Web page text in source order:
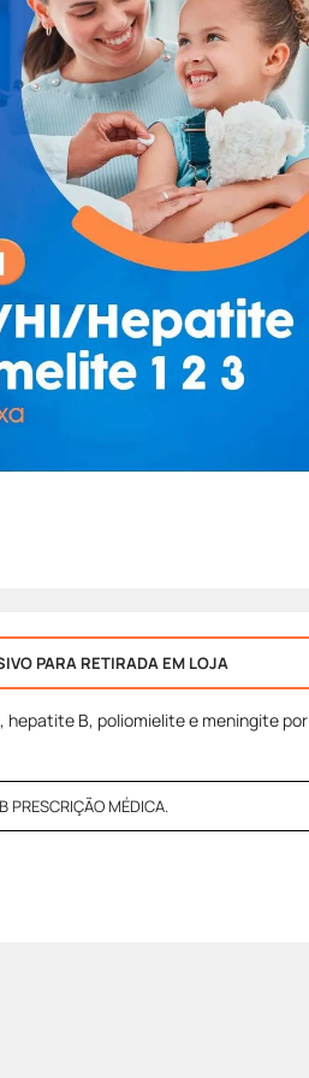
PARA RETIRADA EM LOJA
B, poliomielite e meningite por
PRESCRIÇÃO MÉDICA.